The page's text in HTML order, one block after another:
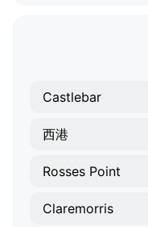
Castlebar
西港
Rosses Point
Claremorris